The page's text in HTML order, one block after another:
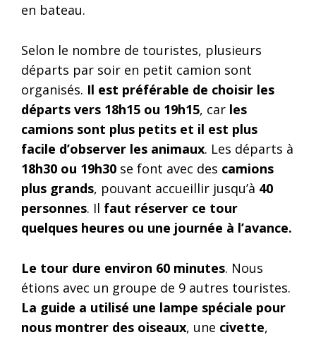
en bateau.
Selon le nombre de touristes, plusieurs
départs par soir en petit camion sont
organisés. Il est préférable de choisir les
départs vers 18h15 ou 19h15, car les
camions sont plus petits et il est plus
facile d’observer les animaux. Les départs à
18h30 ou 19h30 se font avec des camions
plus grands, pouvant accueillir jusqu’à 40
personnes. Il faut réserver ce tour
quelques heures ou une journée à l’avance.
Le tour dure environ 60 minutes. Nous
étions avec un groupe de 9 autres touristes.
La guide a utilisé une lampe spéciale pour
nous montrer des oiseaux, une civette,